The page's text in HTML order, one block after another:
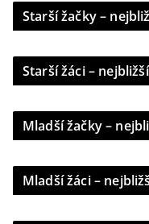
Starší žačky –
Starší žáci –
Mladší žačky –
Mladší žáci –